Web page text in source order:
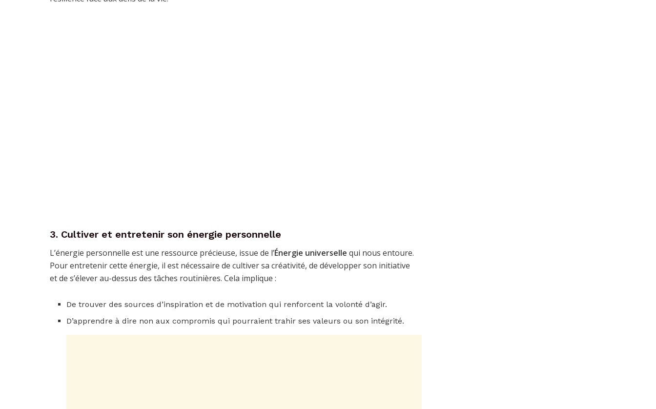
3. Cultiver et entretenir son énergie personnelle
L’énergie personnelle est une ressource précieuse, issue de l’Énergie universelle qui nous entoure.
Pour entretenir cette énergie, il est nécessaire de cultiver sa créativité, de développer son initiative
et de s’élever au-dessus des tâches routinières. Cela implique :
De trouver des sources d’inspiration et de motivation qui renforcent la volonté d’agir.
D’apprendre à dire non aux compromis qui pourraient trahir ses valeurs ou son intégrité.